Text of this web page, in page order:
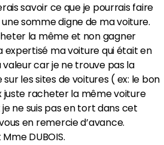
savoir ce que je pourrais faire
somme digne de ma voiture.
la même et non gagner
expertisé ma voiture qui était en
valeur car je ne trouve pas la
les sites de voitures ( ex: le bon
juste racheter la même voiture
je ne suis pas en tort dans cet
en remercie d’avance.
DUBOIS.